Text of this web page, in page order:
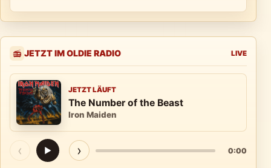
📻 JETZT IM OLDIE RADIO LIVE
JETZT LÄUFT
The Number of the Beast
Iron Maiden
‹ ▶ › 0:00